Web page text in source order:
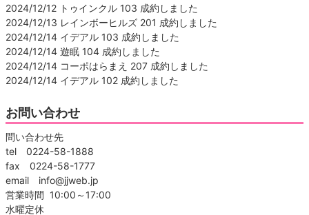
2024/12/12 トゥインクル 103 成約しました
2024/12/13 レインボーヒルズ 201 成約しました
2024/12/14 イデアル 103 成約しました
2024/12/14 遊眠 104 成約しました
2024/12/14 コーポはらまえ 207 成約しました
2024/12/14 イデアル 102 成約しました
お問い合わせ
問い合わせ先
tel 0224-58-1888
fax 0224-58-1777
email info@jjweb.jp
営業時間 10:00～17:00
水曜定休